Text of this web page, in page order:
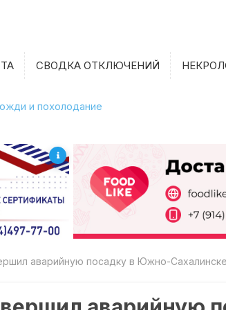
СВОДКА ОТКЛЮЧЕНИЙ
и похолодание
аварийную посадку в Южно-Сахалинске